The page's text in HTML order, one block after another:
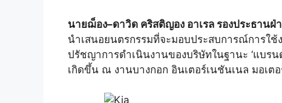
นายฌ็อง–ดาวิด คริสติญอง อาเรล รองประธาน
นำเสนอยนตรกรรมที่จะมอบประสบการณ์การใ
ปรัชญาการดำเนินงานของบริษัทในฐานะ ‘แบร
เกิดขึ้น ณ งานบางกอก อินเตอร์เนชันเนล มอเต